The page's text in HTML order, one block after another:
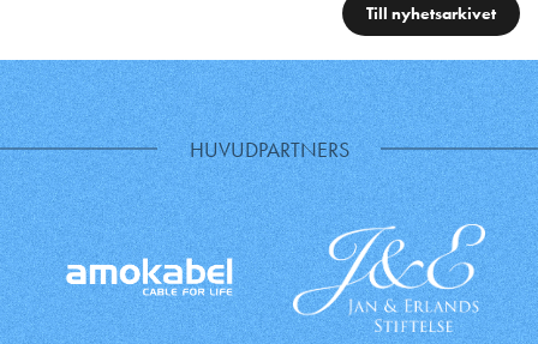
Till nyhetsarkivet
HUVUDPARTNERS